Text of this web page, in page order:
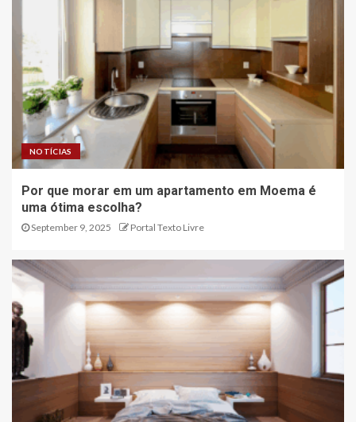
NOTÍCIAS
Por que morar em um apartamento em Moema é
uma ótima escolha?
September 9, 2025 Portal Texto Livre